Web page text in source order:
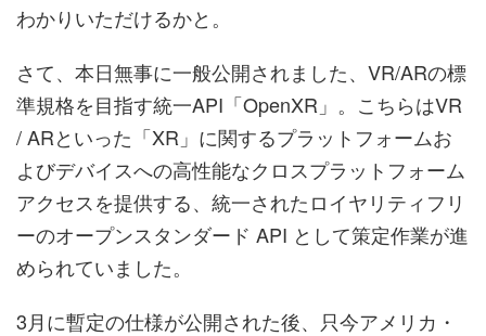
わかりいただけるかと。
さて、本日無事に一般公開されました、VR/ARの標
準規格を目指す統一API「OpenXR」。こちらはVR
/ ARといった「XR」に関するプラットフォームお
よびデバイスへの高性能なクロスプラットフォーム
アクセスを提供する、統一されたロイヤリティフリ
ーのオープンスタンダード API として策定作業が進
められていました。
3月に暫定の仕様が公開された後、只今アメリカ・